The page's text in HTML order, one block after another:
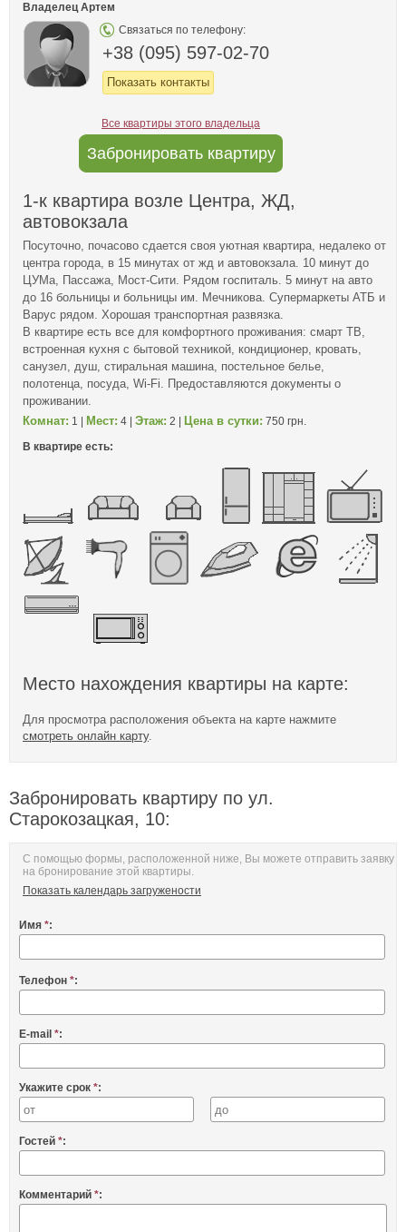
Владелец Артем
Связаться по телефону:
+38 (095) 597-02-70
Показать контакты
Все квартиры этого владельца
Забронировать квартиру
1-к квартира возле Центра, ЖД,
автовокзала
Посуточно, почасово сдается своя уютная квартира, недалеко от
центра города, в 15 минутах от жд и автовокзала. 10 минут до
ЦУМа, Пассажа, Мост-Сити. Рядом госпиталь. 5 минут на авто
до 16 больницы и больницы им. Мечникова. Супермаркеты АТБ и
Варус рядом. Хорошая транспортная развязка.
В квартире есть все для комфортного проживания: смарт ТВ,
встроенная кухня с бытовой техникой, кондиционер, кровать,
санузел, душ, стиральная машина, постельное белье,
полотенца, посуда, Wi-Fi. Предоставляются документы о
проживании.
Комнат: 1 | Мест: 4 | Этаж: 2 | Цена в сутки: 750 грн.
В квартире есть:
Место нахождения квартиры на карте:
Для просмотра расположения объекта на карте нажмите
смотреть онлайн карту.
Забронировать квартиру по ул.
Старокозацкая, 10:
С помощью формы, расположенной ниже, Вы можете отправить заявку
на бронирование этой квартиры.
Показать календарь загружености
Имя *:
Телефон *:
E-mail *:
Укажите срок *:
Гостей *:
Комментарий *: